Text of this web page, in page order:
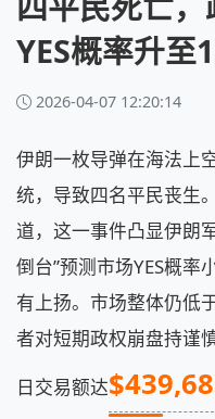
YES概率升至
2026-04-07 12:20:14
伊朗一枚导弹在海法上
统，导致四名平民丧生
道，这一事件凸显伊朗
倒台”预测市场YES概
有上扬。市场整体仍低
者对短期政权崩盘持谨
日交易额达